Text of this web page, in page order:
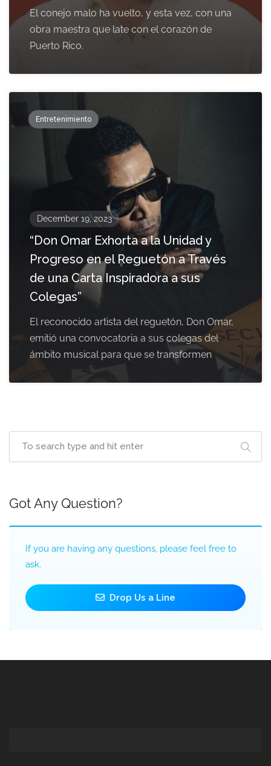
El conejo malo ha vuelto, y esta vez, con una
obra maestra que late con el corazón de
Puerto Rico.
Entretenimiento
December 19, 2023
“Don Omar Exhorta a la Unidad y
Progreso en el Reguetón a Través
de una Carta Inspiradora a sus
Colegas”
El reconocido artista del reguetón, Don Omar,
emitió una convocatoria a sus colegas del
ámbito musical para que se transformen
Got Any Question?
If you are having any questions, please feel free to
ask.
Drop Us a Line